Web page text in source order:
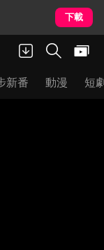
下載
新番 動漫 短